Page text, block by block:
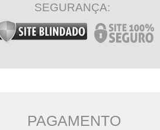
SEGURANÇA:
PAGAMENTO